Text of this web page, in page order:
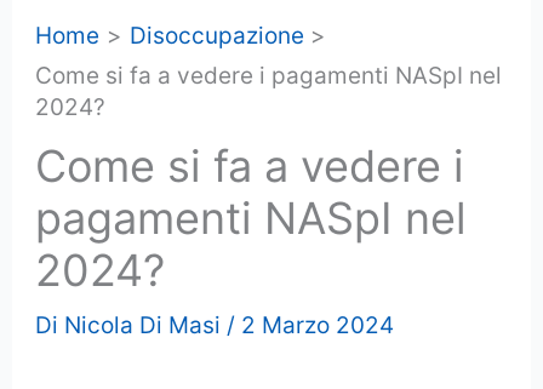
Home
Disoccupazione
Come si fa a vedere i pagamenti NASpI nel
2024?
Come si fa a vedere i
pagamenti NASpI nel
2024?
Di Nicola Di Masi / 2 Marzo 2024